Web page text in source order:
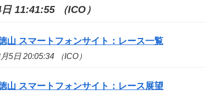
11:41:55 （ICO）
山 スマートフォンサイト：レース一覧
5日 20:05:34 （ICO）
山 スマートフォンサイト：レース展望